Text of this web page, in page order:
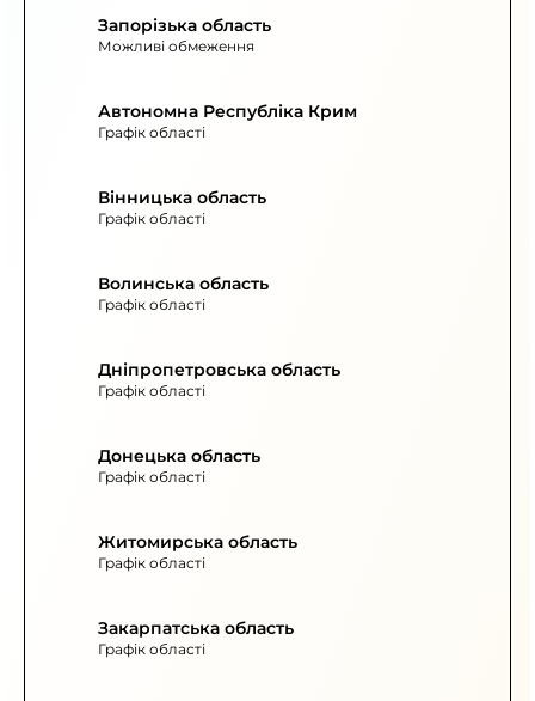
Запорізька область
Можливі обмеження
Автономна Республіка Крим
Графік області
Вінницька область
Графік області
Волинська область
Графік області
Дніпропетровська область
Графік області
Донецька область
Графік області
Житомирська область
Графік області
Закарпатська область
Графік області